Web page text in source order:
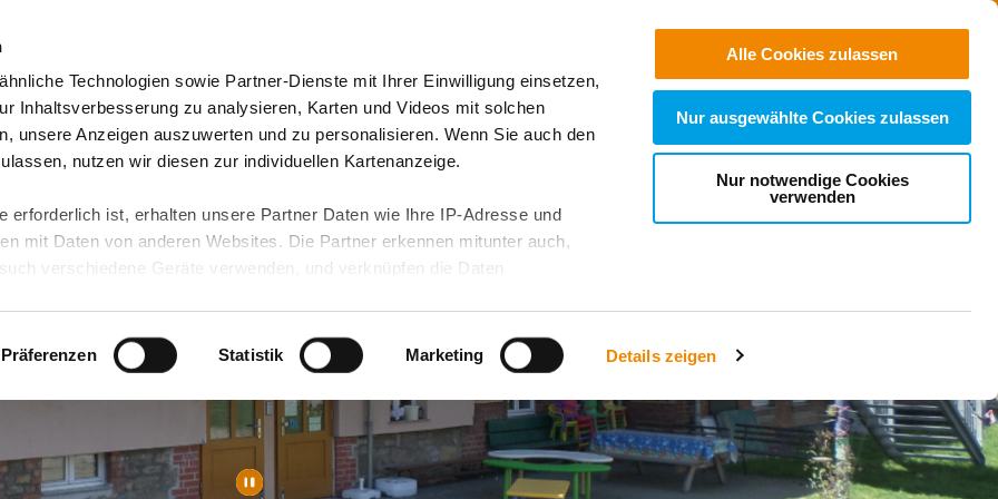
Technologien sowie Partner-Dienste mit Ihrer Einwilligung einsetzen,
Inhaltsverbesserung zu analysieren, Karten und Videos mit solchen
unsere Anzeigen auszuwerten und zu personalisieren. Wenn Sie auch den
nutzen wir diesen zur individuellen Kartenanzeige.
erforderlich ist, erhalten unsere Partner Daten wie Ihre IP-Adresse und
mit Daten von anderen Websites. Die Partner erkennen mitunter auch,
verschiedene Geräte verwenden, und verknüpfen die Daten
Daten führen kann.
unserenDatenschutzhinweisenund in unsererCookie-Übersicht. Wenn
Funktionen für diese Zwecke aktiviert sind, müssen Sie alle Cookie-
können mittels nachfolgender Buttons über Ihre Einwilligung für diese
erteilte Einwilligung stets für die Zukunft widerrufen. Bitte beachten Sie:
Präferenzen Statistik Marketing Details zeigen
Alle Cookies zulassen
Nur ausgewählte Cookies zulassen
Nur notwendige Cookies
verwenden
Suchen
& Angebote Presse & Themen Jobs & Karriere Spenden
Jobs